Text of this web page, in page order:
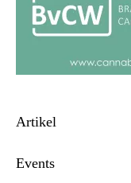
Artikel
Events